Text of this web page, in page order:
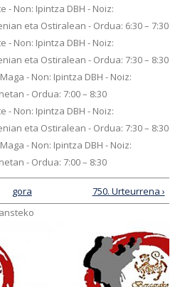
- Non: Ipintza DBH - Noiz:
eta Ostiralean - Ordua: 6:30 – 7:30
- Non: Ipintza DBH - Noiz:
eta Ostiralean - Ordua: 7:30 – 8:30
- Non: Ipintza DBH - Noiz:
- Ordua: 7:00 – 8:30
- Non: Ipintza DBH - Noiz:
eta Ostiralean - Ordua: 7:30 – 8:30
- Non: Ipintza DBH - Noiz:
- Ordua: 7:00 – 8:30
gora
750. Urteurrena ›